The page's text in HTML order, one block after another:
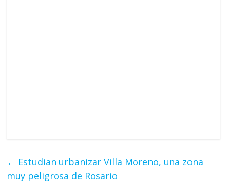
← Estudian urbanizar Villa Moreno, una zona
muy peligrosa de Rosario